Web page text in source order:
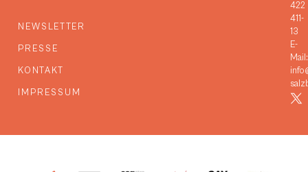
NEWSLETTER
PRESSE
KONTAKT
IMPRESSUM
422
411-
13
E-
Mail: